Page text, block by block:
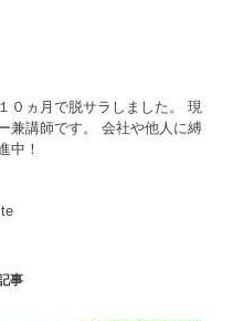
０ヵ月で脱サラしました。 現
兼講師です。 会社や他人に縛
中！
事